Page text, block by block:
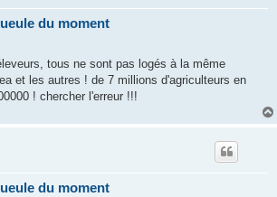
du moment
tous ne sont pas logés à la même
et les autres ! de 7 millions d'agriculteurs en
! chercher l'erreur !!!
du moment